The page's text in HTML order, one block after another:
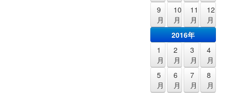
9
月
10
月
11
月
12
月
2016年
1
月
2
月
3
月
4
月
5
月
6
月
7
月
8
月